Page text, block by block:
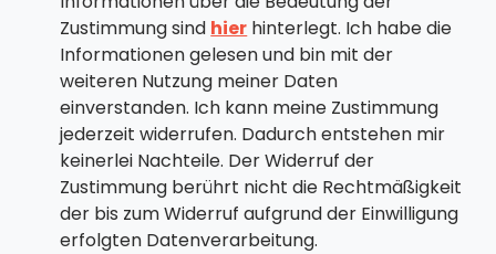
Zustimmung sind hier hinterlegt. Ich habe die
Informationen gelesen und bin mit der
weiteren Nutzung meiner Daten
einverstanden. Ich kann meine Zustimmung
jederzeit widerrufen. Dadurch entstehen mir
keinerlei Nachteile. Der Widerruf der
Zustimmung berührt nicht die Rechtmäßigkeit
der bis zum Widerruf aufgrund der Einwilligung
erfolgten Datenverarbeitung.